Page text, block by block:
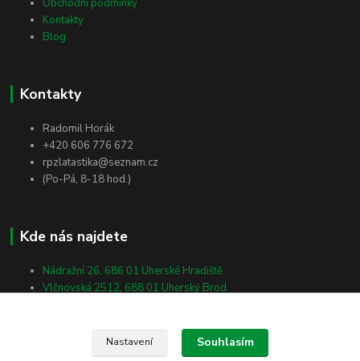
Obchodní podmínky
Kontakty
Blog
Kontakty
Radomil Horák
+420 606 776 672
rpzlatastika@seznam.cz
(Po-Pá, 8-18 hod.)
Kde nás najdete
Nádražní 26, 686 01 Uherské Hradiště
Vlčnovská 2512, 688 01 Uherský Brod
Nastavení Souhlasím